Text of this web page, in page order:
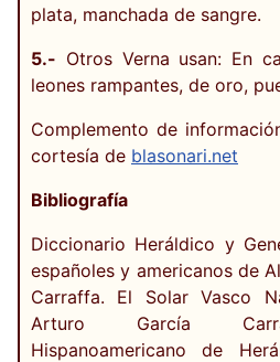
plata, manchada de sangre.
5.- Otros Verna usan: En
leones rampantes, de oro,
Complemento de
cortesía de blasonari.net
Bibliografía
Diccionario Heráldico y
españoles y americanos de
Carraffa. El Solar Vasco
Arturo García
Hispanoamericano de